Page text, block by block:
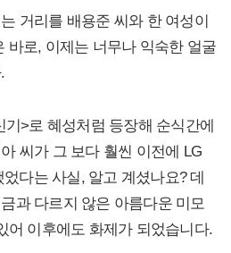
거리를 배용준 씨와 한 여성이
바로, 이제는 너무나 익숙한 얼굴
기>로 혜성처럼 등장해 순식간에
씨가 그 보다 훨씬 이전에 LG
다는 사실, 알고 계셨나요? 데
과 다르지 않은 아름다운 미모
어 이후에도 화제가 되었습니다.